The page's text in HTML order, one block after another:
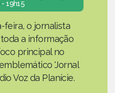
- 19h15
feira, o jornalista
a informação
principal no
'Jornal
Voz da Planície.